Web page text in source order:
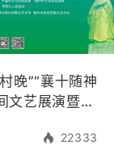
文艺展演暨
22333